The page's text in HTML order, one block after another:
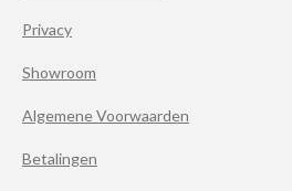
Privacy
Showroom
Algemene Voorwaarden
Betalingen